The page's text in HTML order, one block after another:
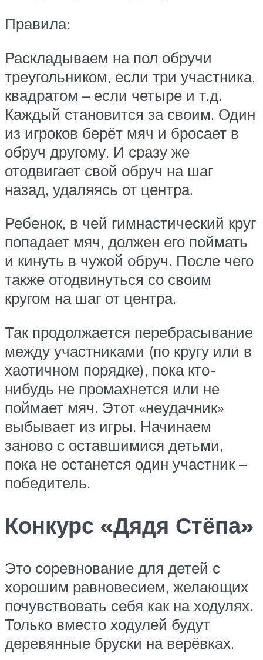
Правила:
Раскладываем на пол обручи
треугольником, если три участника,
квадратом – если четыре и т.д.
Каждый становится за своим. Один
из игроков берёт мяч и бросает в
обруч другому. И сразу же
отодвигает свой обруч на шаг
назад, удаляясь от центра.
Ребенок, в чей гимнастический круг
попадает мяч, должен его поймать
и кинуть в чужой обруч. После чего
также отодвинуться со своим
кругом на шаг от центра.
Так продолжается перебрасывание
между участниками (по кругу или в
хаотичном порядке), пока кто-
нибудь не промахнется или не
поймает мяч. Этот «неудачник»
выбывает из игры. Начинаем
заново с оставшимися детьми,
пока не останется один участник –
победитель.
Конкурс «Дядя Стёпа»
Это соревнование для детей с
хорошим равновесием, желающих
почувствовать себя как на ходулях.
Только вместо ходулей будут
деревянные бруски на верёвках.